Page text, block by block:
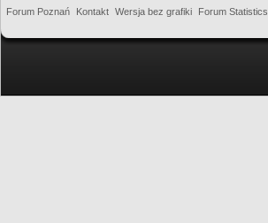
Forum Poznań Kontakt Wersja bez grafiki Forum Statistics